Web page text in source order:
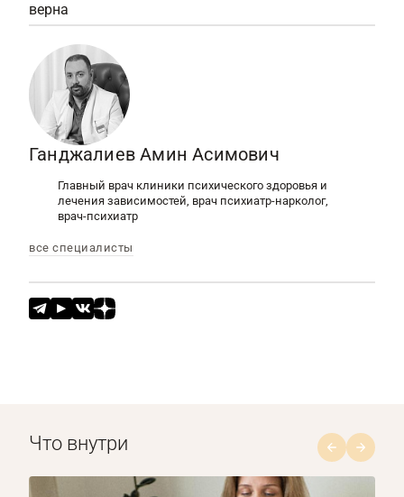
верна
Ганджалиев Амин Асимович
Главный врач клиники психического здоровья и
лечения зависимостей, врач психиатр-нарколог,
врач-психиатр
все специалисты
Что внутри